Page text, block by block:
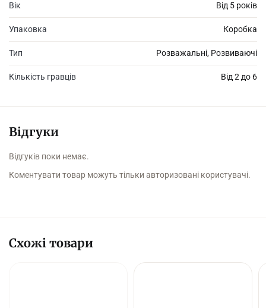
Вік Від 5 років
Упаковка Коробка
Тип Розважальні, Розвиваючі
Кількість гравців Від 2 до 6
Відгуки
Відгуків поки немає.
Коментувати товар можуть тільки авторизовані користувачі.
Схожі товари